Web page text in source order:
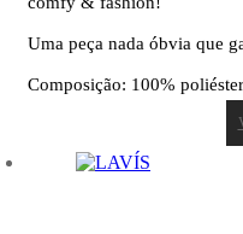
Uma peça nada óbvia que
Composição: 100% poliéster